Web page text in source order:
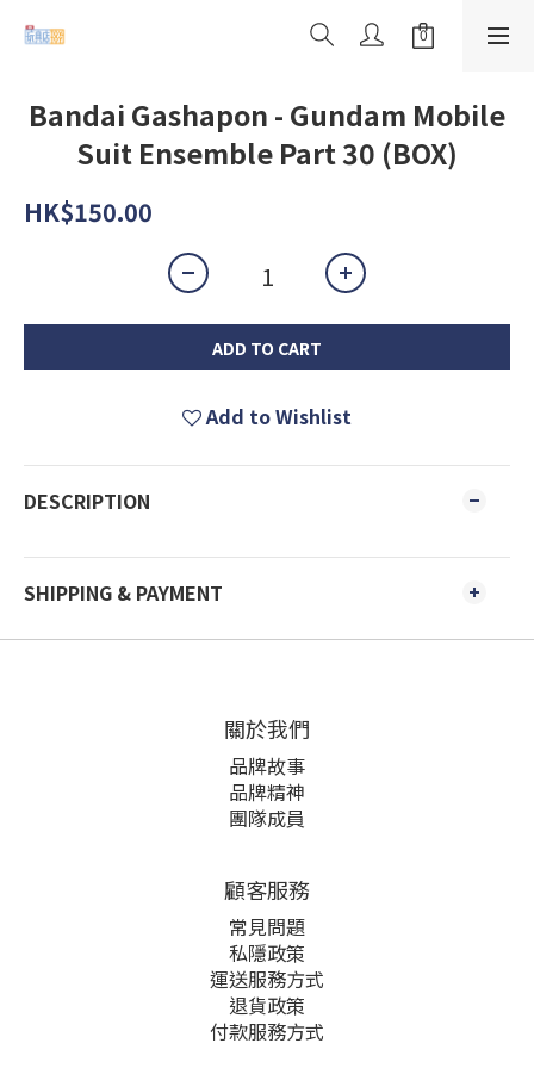
Bandai Gashapon - Gundam Mobile
Suit Ensemble Part 30 (BOX)
HK$150.00
ADD TO CART
Add to Wishlist
DESCRIPTION
SHIPPING & PAYMENT
關於我們
品牌故事
品牌精神
團隊成員
顧客服務
常見問題
私隱政策
運送服務方式
退貨政策
付款服務方式